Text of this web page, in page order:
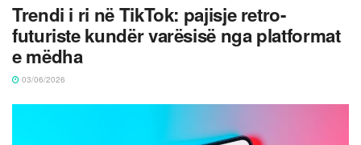
Trendi i ri në TikTok: pajisje retro-
futuriste kundër varësisë nga platformat
e mëdha
03/06/2026